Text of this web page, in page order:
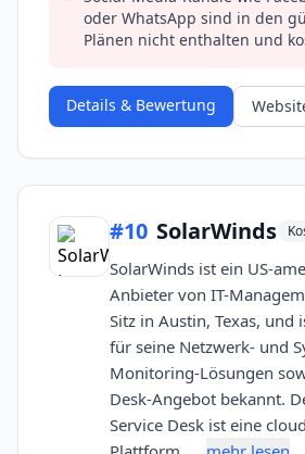
oder WhatsApp sind in den
Plänen nicht enthalten und
Details & Bewertung
#10 SolarWinds
SolarWinds ist ein US-
Anbieter von IT-
Sitz in Austin, Texas, und
für seine Netzwerk- und
Monitoring-Lösungen
Desk-Angebot bekannt.
Service Desk ist eine